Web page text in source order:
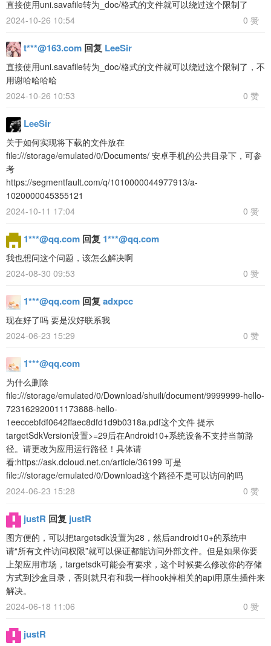
直接使用uni.savafile转为_doc/格式的文件就可以绕过这个限制了
2024-10-26 10:54
0 赞
t***@163.com 回复 LeeSir
直接使用uni.savafile转为_doc/格式的文件就可以绕过这个限制了，不
用谢哈哈哈哈
2024-10-26 10:53
0 赞
LeeSir
关于如何实现将下载的文件放在
file:///storage/emulated/0/Documents/ 安卓手机的公共目录下，可参
考
https://segmentfault.com/q/1010000044977913/a-
1020000045355121
2024-10-11 17:04
0 赞
1***@qq.com 回复 1***@qq.com
我也想问这个问题，该怎么解决啊
2024-08-30 09:53
0 赞
1***@qq.com 回复 adxpcc
现在好了吗 要是没好联系我
2024-06-23 15:29
0 赞
1***@qq.com
为什么删除
file:///storage/emulated/0/Download/shuili/document/9999999-hello-
723162920011173888-hello-
1eeccebfdf0642ffaec8dfd1d9b0318a.pdf这个文件 提示
targetSdkVersion设置>=29后在Android10+系统设备不支持当前路
径。请更改为应用运行路径！具体请
看:https://ask.dcloud.net.cn/article/36199 可是
file:///storage/emulated/0/Download这个路径不是可以访问的吗
2024-06-23 15:28
0 赞
justR 回复 justR
图方便的，可以把targetsdk设置为28，然后android10+的系统申
请“所有文件访问权限”就可以保证都能访问外部文件。但是如果你要
上架应用市场，targetsdk可能会有要求，这个时候要么修改你的存储
方式到沙盒目录，否则就只有和我一样hook掉相关的api用原生插件来
解决。
2024-06-18 11:06
0 赞
justR